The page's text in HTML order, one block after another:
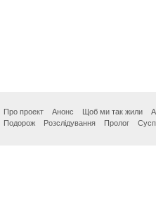
Про проект Анонс Щоб ми так жили
Подорож
Розслідування Пролог